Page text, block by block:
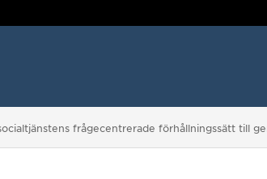
frågecentrerade förhållningssätt till